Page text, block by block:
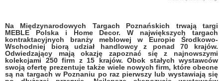
Na Międzynarodowych Targach Poznańskich trwają targi
MEBLE Polska i Home Decor. W największych targach
kontraktacyjnych branży meblowej w Europie Środkowo-
Wschodniej biorą udział handlowcy z ponad 70 krajów.
Odwiedzający mają okazję zapoznać się z najnowszymi
kolekcjami 250 firm z 15 krajów. Obok stałych wystawców
swoją ofertę prezentuje także wiele nowych firm, które obecne
są na targach w Poznaniu po raz pierwszy lub wystawiają się